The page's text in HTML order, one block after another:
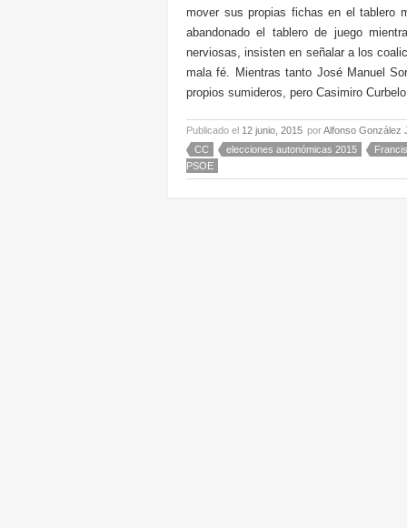
mover sus propias fichas en el tablero
abandonado el tablero de juego
nerviosas, insisten en señalar a los
mala fé. Mientras tanto José Manuel
propios sumideros, pero Casimiro
Publicado el 12 junio, 2015 porAlfonso González
CC
elecciones autonómicas 2015
PSOE